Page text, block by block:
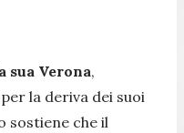
sua Verona,
la deriva dei suoi
sostiene che il